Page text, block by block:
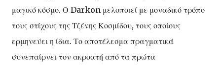
μαγικό κόσμο. Ο Darkon μελοποιεί με μοναδικό τρόπο
τους στίχους της Τζένης Κοσμίδου, τους οποίους
ερμηνεύει η ίδια. Το αποτέλεσμα πραγματικά
συνεπαίρνει τον ακροατή από τα πρώτα